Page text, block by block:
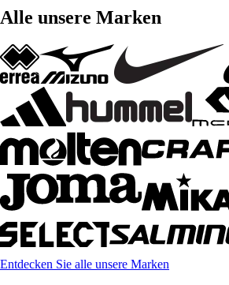
Alle unsere Marken
Entdecken Sie alle unsere Marken